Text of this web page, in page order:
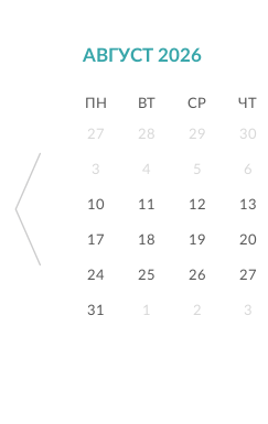
АВГУСТ 2026
ПН ВТ СР ЧТ
27 28 29 30
3 4 5 6
10 11 12 13
17 18 19 20
24 25 26 27
31 1 2 3